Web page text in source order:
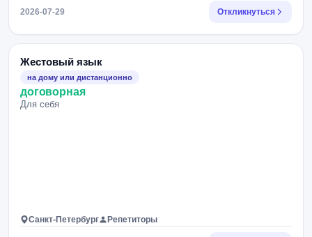
2026-07-29 Откликнуться
Жестовый язык
на дому или дистанционно
договорная
Для себя
Санкт-Петербург Репетиторы